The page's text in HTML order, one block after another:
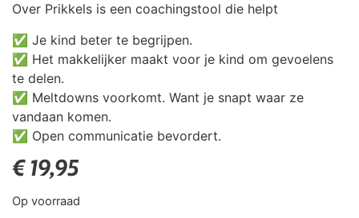
Over Prikkels is een coachingstool die helpt
✅ Je kind beter te begrijpen.
✅ Het makkelijker maakt voor je kind om gevoelens
te delen.
✅ Meltdowns voorkomt. Want je snapt waar ze
vandaan komen.
✅ Open communicatie bevordert.
€19,95
Op voorraad